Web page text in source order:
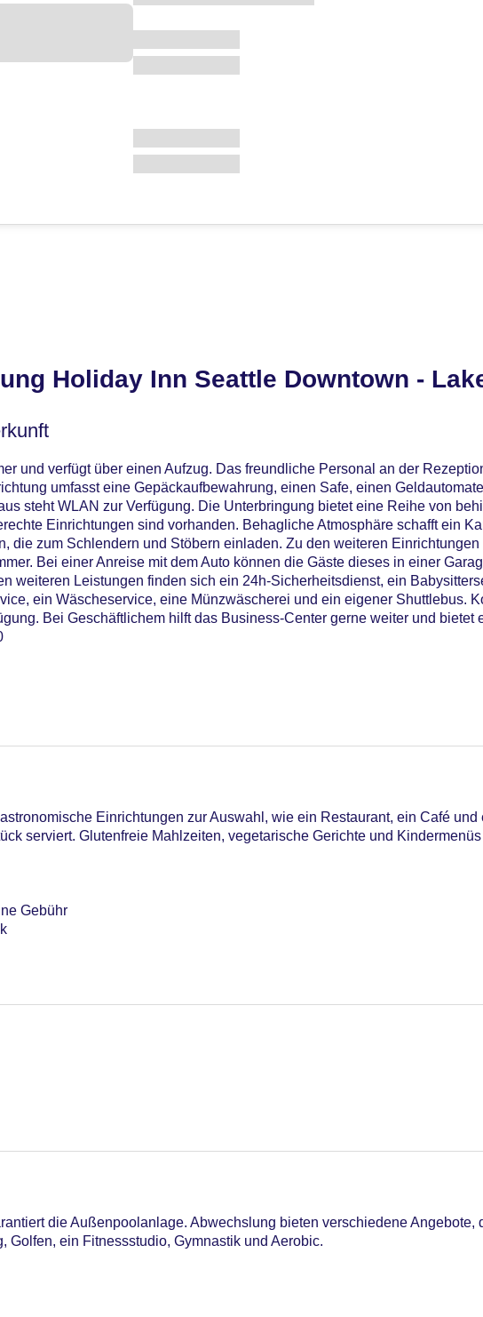
Holiday Inn Seattle Downtown -
und verfügt über einen Aufzug. Das freundliche Personal an der
umfasst eine Gepäckaufbewahrung, einen Safe, einen
steht WLAN zur Verfügung. Die Unterbringung bietet eine Reihe von
Einrichtungen sind vorhanden. Behagliche Atmosphäre schafft ein
die zum Schlendern und Stöbern einladen. Zu den weiteren
Bei einer Anreise mit dem Auto können die Gäste dieses in einer
weiteren Leistungen finden sich ein 24h-Sicherheitsdienst, ein
ein Wäscheservice, eine Münzwäscherei und ein eigener Shuttlebus.
Bei Geschäftlichem hilft das Business-Center gerne weiter und bietet
6
196
Express, Diners Club, EC Maestro, Mastercard, Visa
Einrichtungen zur Auswahl, wie ein Restaurant, ein Café und
serviert. Glutenfreie Mahlzeiten, vegetarische Gerichte und
Gebühr
die Außenpoolanlage. Abwechslung bieten verschiedene Angebote,
Golfen, ein Fitnessstudio, Gymnastik und Aerobic.